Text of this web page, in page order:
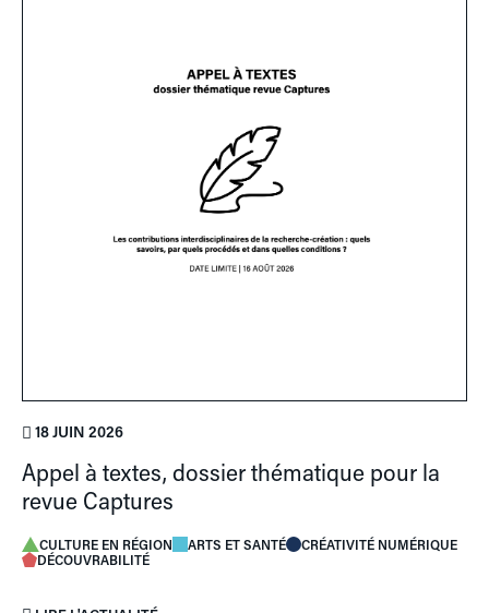
18 JUIN 2026
Appel à textes, dossier thématique pour la
revue Captures
CULTURE EN RÉGION ARTS ET SANTÉ
CRÉATIVITÉ NUMÉRIQUE
DÉCOUVRABILITÉ